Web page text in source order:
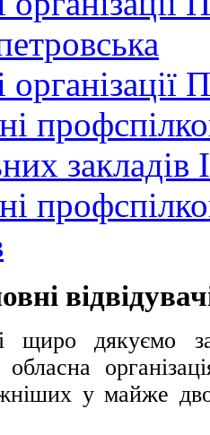
організації
закладів
щиро дякуємо за
обласна
у майже